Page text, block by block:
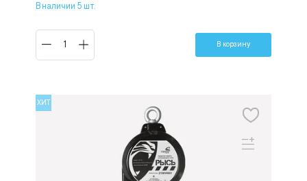
В наличии 5 шт.
В корзину
ХИТ